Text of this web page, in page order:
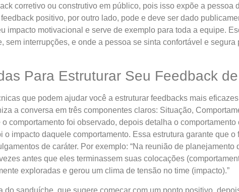
corretivo ou construtivo em público, pois isso expõe a pessoa
positivo, por outro lado, pode e deve ser dado
impacto motivacional e serve de exemplo para toda a equipe.
sem interrupções, e onde a pessoa se sinta confortável e segura
Para Estruturar Seu Feedback
que podem ajudar você a estruturar feedbacks mais
a conversa em três componentes claros: Situação,
comportamento foi observado, depois detalha o comportamento
o impacto daquele comportamento. Essa estrutura garante que
de caráter. Por exemplo: “Na reunião de planejamento
antes que eles terminassem suas colocações
exploradas e gerou um clima de tensão no time (impacto).”
do sanduíche, que sugere começar com um ponto positivo,